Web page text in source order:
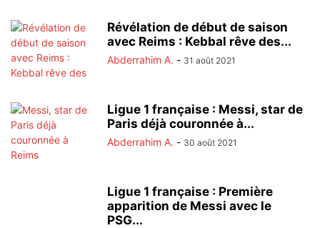
Révélation de début de saison
avec Reims : Kebbal rêve des...
Abderrahim A. - 31 août 2021
Ligue 1 française : Messi, star de
Paris déjà couronnée à...
Abderrahim A. - 30 août 2021
Ligue 1 française : Première
apparition de Messi avec le
PSG...